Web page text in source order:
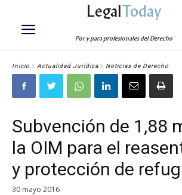
LegalToday
Por y para profesionales del Derecho
Inicio Actualidad Jurídica Noticias de Derecho
Subvención de 1,88
la OIM para el
y protección de
30 mayo 2016